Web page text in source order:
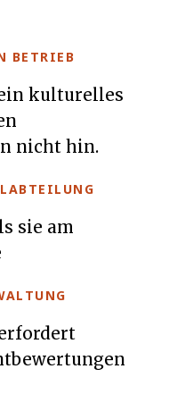
BETRIEB
kulturelles
nicht hin.
sie am